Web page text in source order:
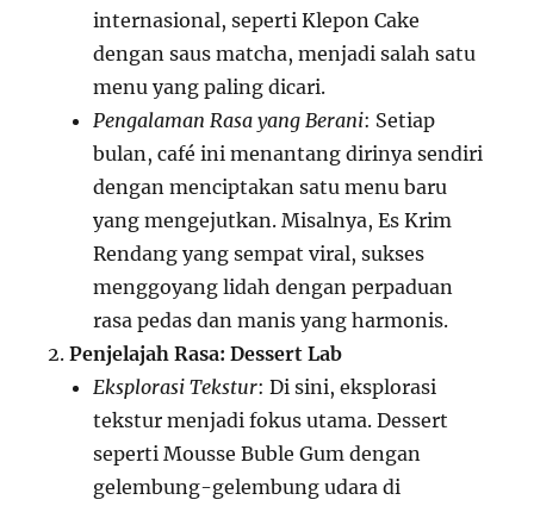
internasional, seperti Klepon Cake
dengan saus matcha, menjadi salah satu
menu yang paling dicari.
Pengalaman Rasa yang Berani: Setiap
bulan, café ini menantang dirinya sendiri
dengan menciptakan satu menu baru
yang mengejutkan. Misalnya, Es Krim
Rendang yang sempat viral, sukses
menggoyang lidah dengan perpaduan
rasa pedas dan manis yang harmonis.
Penjelajah Rasa: Dessert Lab
Eksplorasi Tekstur: Di sini, eksplorasi
tekstur menjadi fokus utama. Dessert
seperti Mousse Buble Gum dengan
gelembung-gelembung udara di